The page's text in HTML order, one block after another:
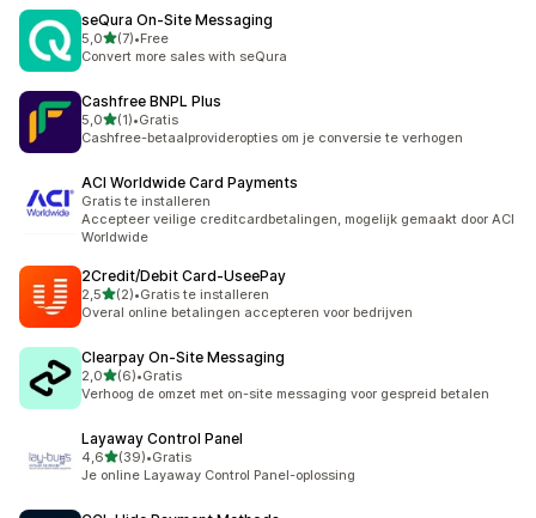
seQura On‑Site Messaging
5,0van 5 sterren
(7)
7 recensies in totaal
•Free
Convert more sales with seQura
Cashfree BNPL Plus
5,0van 5 sterren
(1)
1 recensies in totaal
•Gratis
Cashfree-betaalprovideropties om je conversie te verhogen
ACI Worldwide Card Payments
Gratis te installeren
Accepteer veilige creditcardbetalingen, mogelijk gemaakt door ACI
Worldwide
2Credit/Debit Card‑UseePay
2,5van 5 sterren
(2)
2 recensies in totaal
•Gratis te installeren
Overal online betalingen accepteren voor bedrijven
Clearpay On‑Site Messaging
2,0van 5 sterren
(6)
6 recensies in totaal
•Gratis
Verhoog de omzet met on-site messaging voor gespreid betalen
Layaway Control Panel
4,6van 5 sterren
(39)
39 recensies in totaal
•Gratis
Je online Layaway Control Panel-oplossing